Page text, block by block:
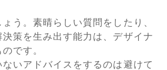
う。素晴らしい質問をしたり、
策を生み出す能力は、デザイナ
です。
ないアドバイスをするのは避けて